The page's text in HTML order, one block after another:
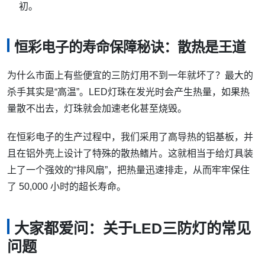
初。
恒彩电子的寿命保障秘诀：散热是王道
为什么市面上有些便宜的三防灯用不到一年就坏了？最大的
杀手其实是“高温”。LED灯珠在发光时会产生热量，如果热
量散不出去，灯珠就会加速老化甚至烧毁。
在恒彩电子的生产过程中，我们采用了高导热的铝基板，并
且在铝外壳上设计了特殊的散热鳍片。这就相当于给灯具装
上了一个强效的“排风扇”，把热量迅速排走，从而牢牢保住
了 50,000 小时的超长寿命。
大家都爱问：关于LED三防灯的常见
问题